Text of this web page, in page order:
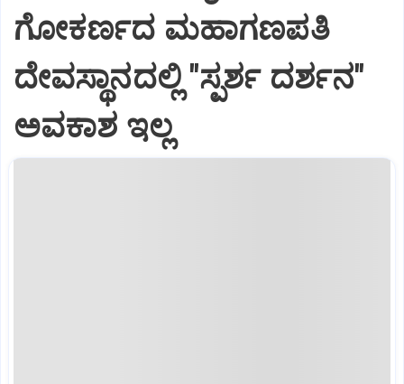
ಗೋಕರ್ಣದ ಮಹಾಗಣಪತಿ
ದೇವಸ್ಥಾನದಲ್ಲಿ "ಸ್ಪರ್ಶ ದರ್ಶನ"
ಅವಕಾಶ ಇಲ್ಲ